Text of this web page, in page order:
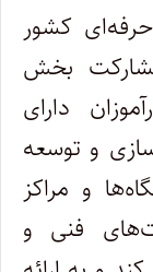
کشور
بخش
دارای
و توسعه
و مراکز
فنی و